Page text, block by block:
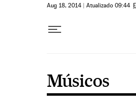
Aug 18, 2014 | Atualizado 09:44
Músicos